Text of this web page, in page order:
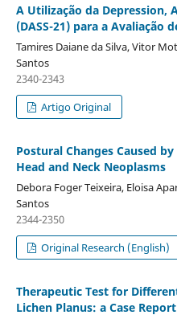
A Utilização da Depression,
(DASS-21) para a Avaliação
Tamires Daiane da Silva, Vitor
Santos
2340-2343
Artigo Original
Postural Changes Caused
Head and Neck Neoplasms
Debora Foger Teixeira, Eloisa
Santos
2344-2350
Original Research (English)
Therapeutic Test for
Lichen Planus: a Case Report